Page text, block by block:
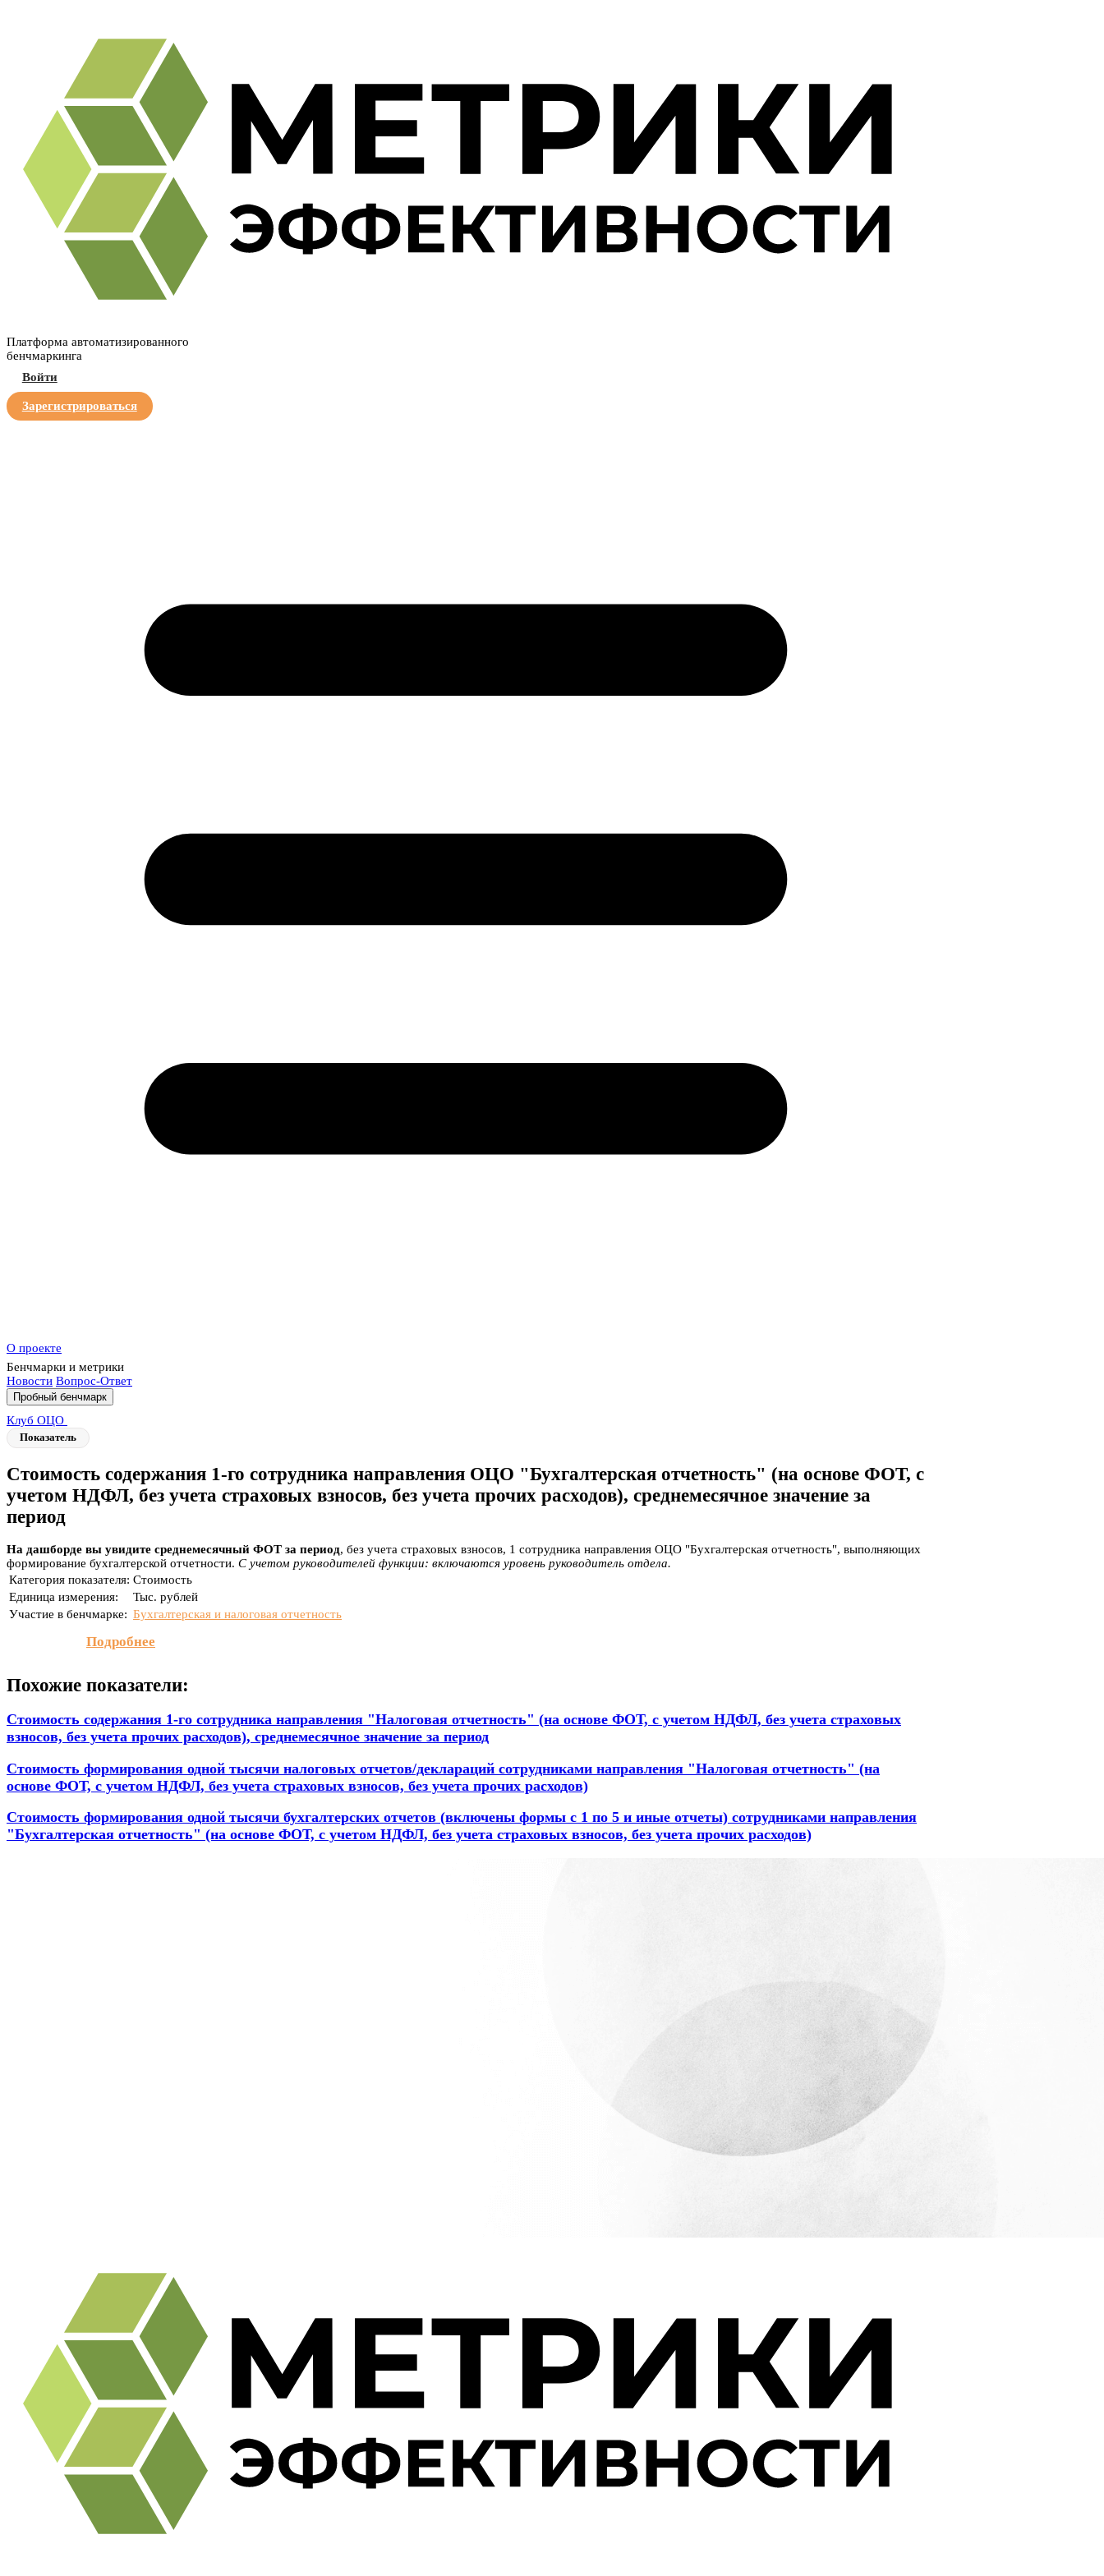
Платформа автоматизированного
бенчмаркинга
Войти
Зарегистрироваться
О проекте
Бенчмарки и метрики
Новости Вопрос-Ответ
Пробный бенчмарк
Клуб ОЦО
Показатель
Стоимость содержания 1-го сотрудника направления ОЦО "Бухгалтерская отчетность" (на основе ФОТ, с
учетом НДФЛ, без учета страховых взносов, без учета прочих расходов), среднемесячное значение за
период
На дашборде вы увидите среднемесячный ФОТ за период, без учета страховых взносов, 1 сотрудника направления ОЦО "Бухгалтерская отчетность", выполняющих
формирование бухгалтерской отчетности. С учетом руководителей функции: включаются уровень руководитель отдела.
Категория показателя: Стоимость
Единица измерения:
Тыс. рублей
Участие в бенчмарке: Бухгалтерская и налоговая отчетность
Подробнее
Похожие показатели:
Стоимость содержания 1-го сотрудника направления "Налоговая отчетность" (на основе ФОТ, с учетом НДФЛ, без учета страховых
взносов, без учета прочих расходов), среднемесячное значение за период
Стоимость формирования одной тысячи налоговых отчетов/деклараций сотрудниками направления "Налоговая отчетность" (на
основе ФОТ, с учетом НДФЛ, без учета страховых взносов, без учета прочих расходов)
Стоимость формирования одной тысячи бухгалтерских отчетов (включены формы с 1 по 5 и иные отчеты) сотрудниками направления
"Бухгалтерская отчетность" (на основе ФОТ, с учетом НДФЛ, без учета страховых взносов, без учета прочих расходов)